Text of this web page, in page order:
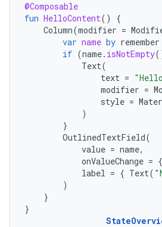
@Composable
fun HelloContent()
{
Column(modifier =
var name by remember
if (name. isNotEmpty
Text(
text =
modifier =
style =
)
}
OutlinedTextField(
value = name,
onValueChange = {
label = { Text(
)
}
}